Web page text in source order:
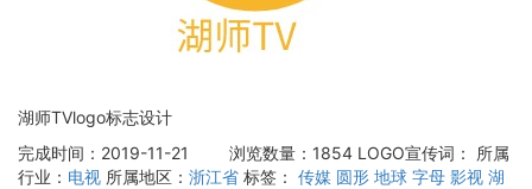
湖师TVlogo标志设计
完成时间：2019-11-21
浏览数量：1854 LOGO宣传词：
所属
行业： 电视 所属地区： 浙江省 标签： 传媒 圆形 地球 字母 影视 湖